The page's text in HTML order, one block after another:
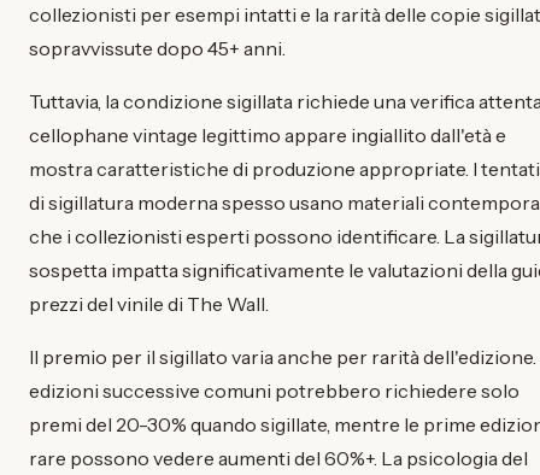
collezionisti per esempi intatti e la rarità delle copie
sopravvissute dopo 45+ anni.
Tuttavia, la condizione sigillata richiede una verifica
cellophane vintage legittimo appare ingiallito dall'età e
mostra caratteristiche di produzione appropriate. I
di sigillatura moderna spesso usano materiali
che i collezionisti esperti possono identificare. La
sospetta impatta significativamente le valutazioni della
prezzi del vinile di The Wall.
Il premio per il sigillato varia anche per rarità dell'edizione.
edizioni successive comuni potrebbero richiedere solo
premi del 20-30% quando sigillate, mentre le prime
rare possono vedere aumenti del 60%+. La psicologia del